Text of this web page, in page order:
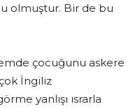
olmuştur. Bir de bu
çocuğunu askere
İngiliz
yanlışı ısrarla